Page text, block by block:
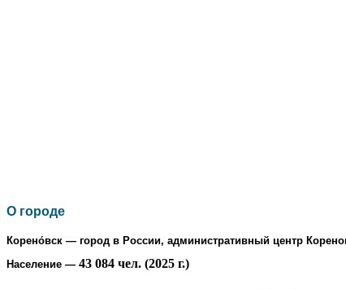
О городе
Корено́вск — город в России, административный центр
Население — 43 084 чел. (2025 г.)